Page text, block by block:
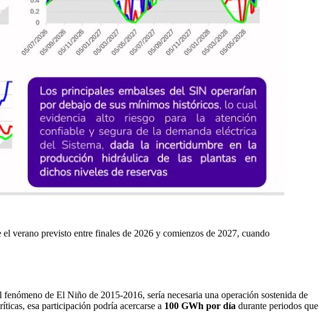
verano previsto entre finales de 2026 y comienzos de 2027, cuando
de El Niño de 2015-2016, sería necesaria una operación sostenida de
esa participación podría acercarse a 100 GWh por día durante periodos que